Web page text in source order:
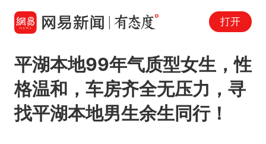
打开
平湖本地99年气质型女生，性
格温和，车房齐全无压力，寻
找平湖本地男生余生同行！